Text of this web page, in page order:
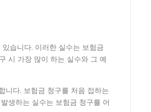
습니다. 이러한 실수는 보험금
시 가장 많이 하는 실수와 그 예
니다. 보험금 청구를 처음 접하는
생하는 실수는 보험금 청구를 어